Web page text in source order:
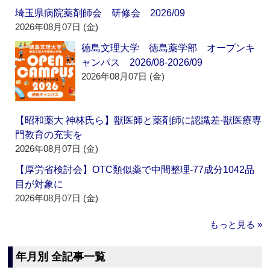
埼玉県病院薬剤師会 研修会 2026/09
2026年08月07日 (金)
徳島文理大学 徳島薬学部 オープンキ
ャンパス 2026/08-2026/09
2026年08月07日 (金)
【昭和薬大 神林氏ら】獣医師と薬剤師に認識差‐獣医療専
門教育の充実を
2026年08月07日 (金)
【厚労省検討会】OTC類似薬で中間整理‐77成分1042品
目が対象に
2026年08月07日 (金)
もっと見る »
年月別 全記事一覧